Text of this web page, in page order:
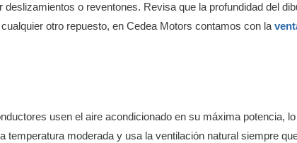
o reventones. Revisa que la profundidad del
otro repuesto, en Cedea Motors contamos con la
usen el aire acondicionado en su máxima potencia,
temperatura moderada y usa la ventilación natural siempre